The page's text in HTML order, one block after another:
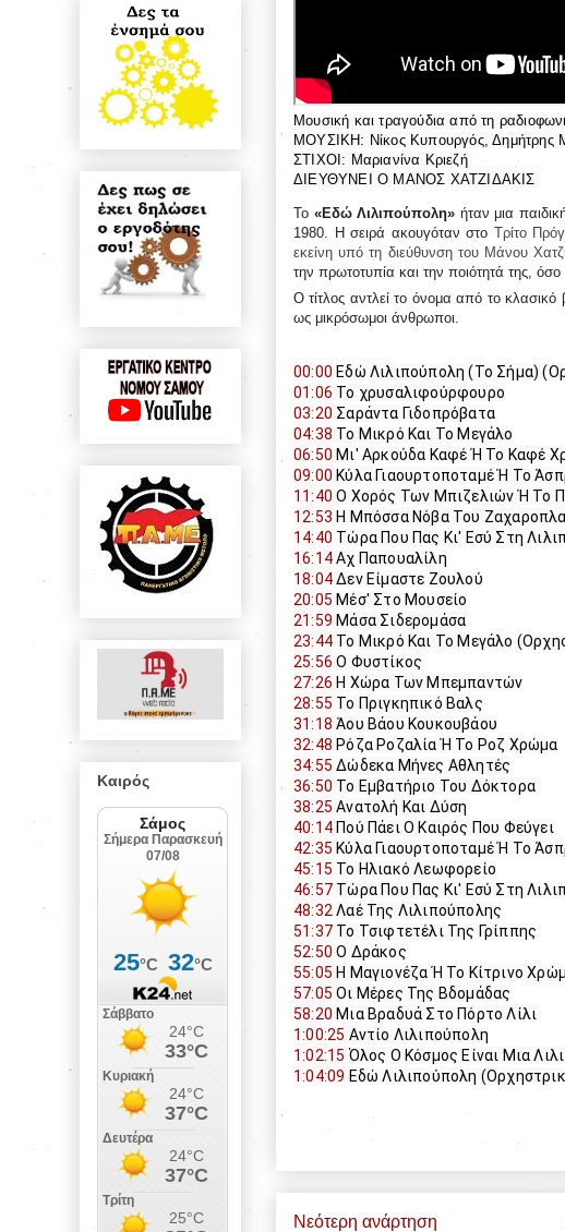
Μουσική και τραγούδια από τη
ΜΟΥΣΙΚΗ: Νίκος Κυπουργός, Δημήτρης
ΣΤΙΧΟΙ: Μαριανίνα Κριεζή
ΔΙΕΥΘΥΝΕΙ Ο ΜΑΝΟΣ ΧΑΤΖΙΔΑΚΙΣ
Το «Εδώ Λιλιπούπολη» ήταν μια
1980. Η σειρά ακουγόταν στο Τρίτο
εκείνη υπό τη διεύθυνση του Μάνου
την πρωτοτυπία και την ποιότητά της, όσο
Ο τίτλος αντλεί το όνομα από το κλασικό
ως μικρόσωμοι άνθρωποι.
00:00 Εδώ Λιλιπούπολη (Το Σήμα)
01:06 Το χρυσαλιφούρφουρο
03:20 Σαράντα Γιδοπρόβατα
04:38 Το Μικρό Και Το Μεγάλο
06:50 Μι' Αρκούδα Καφέ Ή Το Καφέ
09:00 Κύλα Γιαουρτοποταμέ Ή Το
11:40 Ο Χορός Των Μπιζελιών Ή Το
12:53 Η Μπόσσα Νόβα Του
14:40 Τώρα Που Πας Κι' Εσύ Στη
16:14 Αχ Παπουαλίλη
18:04 Δεν Είμαστε Ζουλού
20:05 Μέσ' Στο Μουσείο
21:59 Μάσα Σιδερομάσα
23:44 Το Μικρό Και Το Μεγάλο
25:56 Ο Φυστίκος
27:26 Η Χώρα Των Μπεμπαντών
28:55 Το Πριγκηπικό Βαλς
31:18 Άου Βάου Κουκουβάου
32:48 Ρόζα Ροζαλία Ή Το Ροζ Χρώμα
34:55 Δώδεκα Μήνες Αθλητές
36:50 Το Εμβατήριο Του Δόκτορα
38:25 Ανατολή Και Δύση
40:14 Πού Πάει Ο Καιρός Που Φεύγει
42:35 Κύλα Γιαουρτοποταμέ Ή Το
45:15 Το Ηλιακό Λεωφορείο
46:57 Τώρα Που Πας Κι' Εσύ Στη
48:32 Λαέ Της Λιλιπούπολης
51:37 Το Τσιφτετέλι Της Γρίππης
52:50 Ο Δράκος
55:05 Η Μαγιονέζα Ή Το Κίτρινο
57:05 Οι Μέρες Της Βδομάδας
58:20 Μια Βραδυά Στο Πόρτο Λίλι
1:00:25 Αντίο Λιλιπούπολη
1:02:15 Όλος Ο Κόσμος Είναι Μια
1:04:09 Εδώ Λιλιπούπολη
Νεότερη ανάρτηση
Καιρός